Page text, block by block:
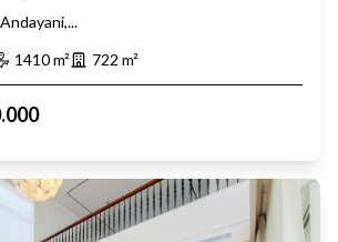
1410m² 722 m²